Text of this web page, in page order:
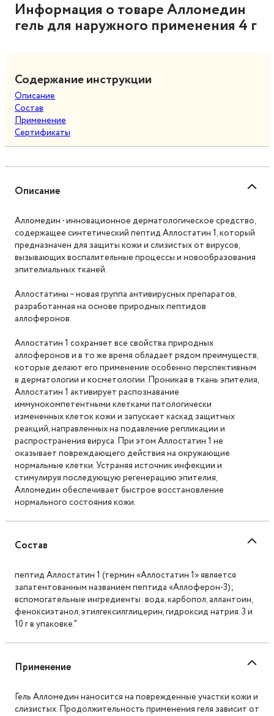
Информация о товаре Алломедин
гель для наружного применения 4 г
Содержание инструкции
Описание
Состав
Применение
Сертификаты
Описание
Алломедин - инновационное дерматологическое средство,
содержащее синтетический пептид Аллостатин 1, который
предназначен для защиты кожи и слизистых от вирусов,
вызывающих воспалительные процессы и новообразования
эпителиальных тканей.
Аллостатины – новая группа антивирусных препаратов,
разработанная на основе природных пептидов
аллоферонов.
Аллостатин 1 сохраняет все свойства природных
аллоферонов и в то же время обладает рядом преимуществ,
которые делают его применение особенно перспективным
в дерматологии и косметологии. Проникая в ткань эпителия,
Аллостатин 1 активирует распознавание
иммунокомпетентными клетками патологически
измененных клеток кожи и запускает каскад защитных
реакций, направленных на подавление репликации и
распространения вируса. При этом Аллостатин 1 не
оказывает повреждающего действия на окружающие
нормальные клетки. Устраняя источник инфекции и
стимулируя последующую регенерацию эпителия,
Алломедин обеспечивает быстрое восстановление
нормального состояния кожи.
Состав
пептид Аллостатин 1 (термин «Аллостатин 1» является
запатентованным названием пептида «Аллоферон-3);
вспомогательные ингредиенты: вода, карбопол, аллантоин,
феноксиэтанол, этилгексилглицерин, гидроксид натрия. 3 и
10 г в упаковке."
Применение
Гель Алломедин наносится на поврежденные участки кожи и
слизистых. Продолжительность применения геля зависит от